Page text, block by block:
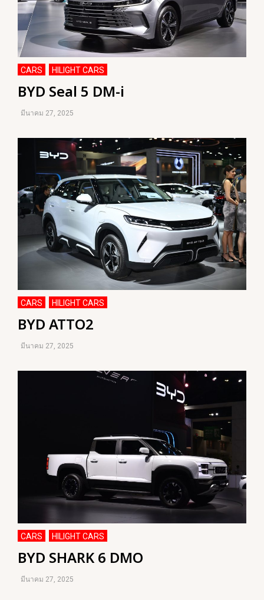
CARS HILIGHT CARS
BYD Seal 5 DM-i
มีนาคม 27, 2025
CARS HILIGHT CARS
BYD ATTO2
มีนาคม 27, 2025
CARS HILIGHT CARS
BYD SHARK 6 DMO
มีนาคม 27, 2025